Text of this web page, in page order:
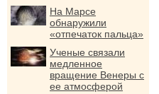
На Марсе
обнаружили
«отпечаток пальца»
Ученые связали
медленное
вращение Венеры с
ее атмосферой